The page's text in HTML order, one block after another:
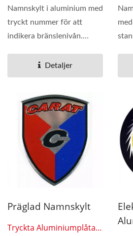
Namnskylt i aluminium med
tryckt nummer för att
indikera bränslenivån.
Detaljer
Präglad Namnskylt
Tryckta Aluminiumplåtar